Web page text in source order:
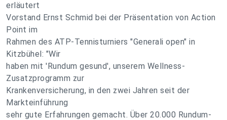
erläutert
Vorstand Ernst Schmid bei der Präsentation von Action
Point im
Rahmen des ATP-Tennisturniers "Generali open" in
Kitzbühel: "Wir
haben mit 'Rundum gesund', unserem Wellness-
Zusatzprogramm zur
Krankenversicherung, in den zwei Jahren seit der
Markteinführung
sehr gute Erfahrungen gemacht. Über 20.000 Rundum-